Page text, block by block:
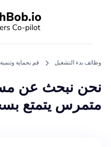
وظائف بدء التشغيل قم بحماية وتنمية
نحن نبحث عن
متمرس يتمتع